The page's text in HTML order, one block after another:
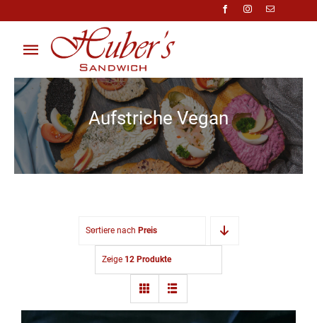
springen
Toggle
Navigation
Über Uns
Anfragen
Preisliste
Aufstriche Vegan
Sortiere nach Preis
Zeige 12 Produkte